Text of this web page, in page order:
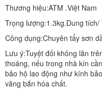
Thương hiệu:ATM .Việt Nam
Trọng lượng:1.3kg.Dung
Công dụng:Chuyên tẩy sơn
Lưu ý:Tuyệt đối không lăn
thoáng, nếu trong nhà kín
bảo hộ lao động như kính
văng bắn hóa chất.